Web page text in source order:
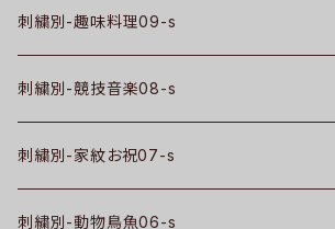
刺繍別-趣味料理09-s
刺繍別-競技音楽08-s
刺繍別-家紋お祝07-s
刺繍別-動物鳥魚06-s